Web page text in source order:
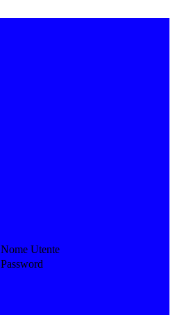
Nome Utente
Password